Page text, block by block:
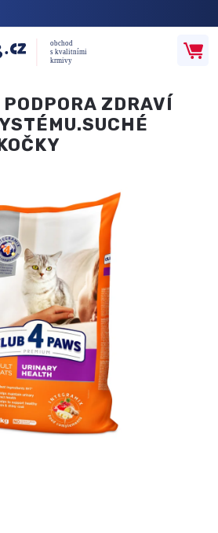
Hledat
ZDRAVÍ